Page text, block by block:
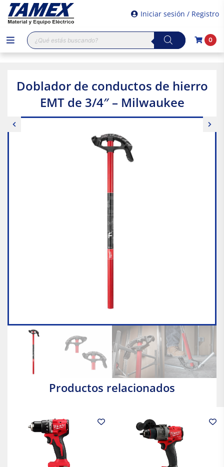
Iniciar sesión / Registro
Búsqueda
de
productos
0
Doblador de conductos de hierro
EMT de 3/4″ – Milwaukee
Productos relacionados